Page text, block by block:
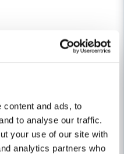
content and ads, to
to analyse our traffic.
your use of our site with
analytics partners who
32 kr
21 kr
Finns i Webblager